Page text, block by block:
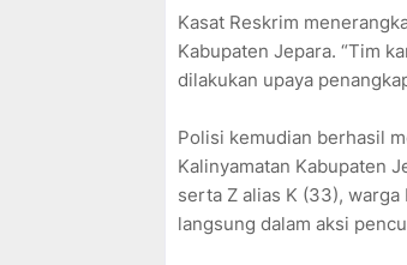
Kasat Reskrim
Kabupaten Jepara. “Tim
dilakukan upaya
Polisi kemudian berhasil
Kalinyamatan Kabupaten
serta Z alias K (33),
langsung dalam aksi